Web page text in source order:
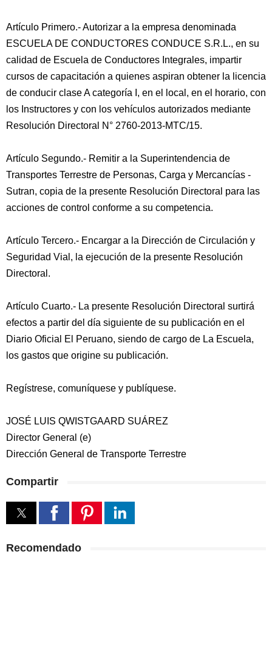
Artículo Primero.- Autorizar a la empresa denominada
ESCUELA DE CONDUCTORES CONDUCE S.R.L., en su
calidad de Escuela de Conductores Integrales, impartir
cursos de capacitación a quienes aspiran obtener la licencia
de conducir clase A categoría I, en el local, en el horario, con
los Instructores y con los vehículos autorizados mediante
Resolución Directoral N° 2760-2013-MTC/15.
Artículo Segundo.- Remitir a la Superintendencia de
Transportes Terrestre de Personas, Carga y Mercancías -
Sutran, copia de la presente Resolución Directoral para las
acciones de control conforme a su competencia.
Artículo Tercero.- Encargar a la Dirección de Circulación y
Seguridad Vial, la ejecución de la presente Resolución
Directoral.
Artículo Cuarto.- La presente Resolución Directoral surtirá
efectos a partir del día siguiente de su publicación en el
Diario Oficial El Peruano, siendo de cargo de La Escuela,
los gastos que origine su publicación.
Regístrese, comuníquese y publíquese.
JOSÉ LUIS QWISTGAARD SUÁREZ
Director General (e)
Dirección General de Transporte Terrestre
Compartir
Recomendado